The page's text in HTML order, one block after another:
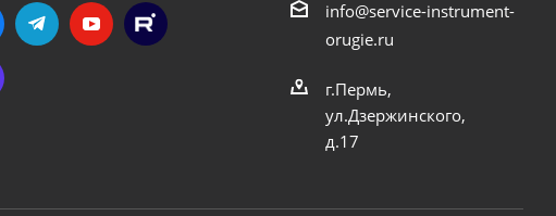
info@service-instrument-
orugie.ru
г.Пермь,
ул.Дзержинского,
д.17